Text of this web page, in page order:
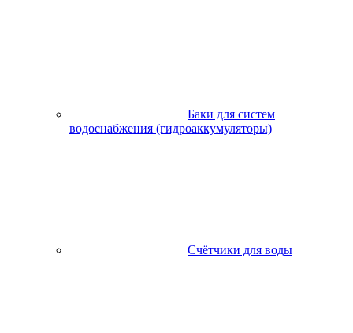
Баки для систем
водоснабжения (гидроаккумуляторы)
Счётчики для воды